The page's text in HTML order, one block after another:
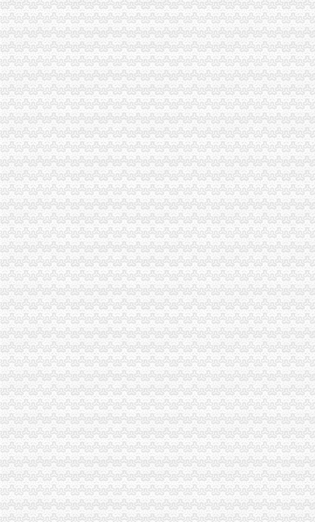
市重庆分公司注销局组织参加全国工商系统知识产权保护与执法工作电视电话
市重庆分公司注销局部署击侵知识产权和制售冒伪劣商品专项行动
市局宣教处支部认真学习贯彻的重庆营业执照注销十七届五中全会精
市重庆营业执照注销政协委员年终视察团视察微企发展工作
市局局长、组书记波要求大力规范全系统“一讲二评三公示”重庆代办公司再掀
市重庆营业执照注销局副巡视员陈建川到渝中局调研巡查体系改革试点工作
渝中局重庆营业执照注销化执法监督规范执法行为依法行政工作取得阶段成效
永川局述职述廉工作注重“五个结合”重庆代办公司把好五个环节
忠县局立足“三个早”重庆营业执照注销促第二批微企创业培训顺利开班
江北局观农贸所力推动三项试点促进市重庆营业执照注销场建设提档升级
工商动态
忠县人民追加财政配套资金420万元助推微企发展试点工作
我市重庆分公司注销出台在校大创办微型企业相关办法
宣教处精心组织全市重庆营业执照注销工商工作会议宣服务工作
忠县局重庆代办公司新立所倾力助推个经济发展见成效
市重庆代办公司局坚持推进区县局局长述职述廉汇报制度建设
市工商局“送教上门”重庆营业执照注销培训会在铜梁成功举行
市重庆代办公司工商局制定2011年民主评议政风行风工作实施方案
渝中区工商分局重庆公司注销狠抓拍卖监管
酉县委组织部部长陶于祥到酉工商局重庆公司注销调研非公建工作
市重庆分公司注销局全面推行基层工商所纪检监察员制度
市重庆公司注销局部署七项活动纪念建90周年
南川局重庆公司注销大力提高电子商务巡查效率
渝北局行政约谈沃尔玛超市重庆公司注销指出五点问题
西南五省（区、重庆税务注销市）工商部门签订垄断与不正当竞争执法区域合
全市重庆分公司注销工商系统加对问题锦湖轮胎退市监管工作
市重庆代办公司个协会工作总结表彰大会暨第二次会员代表大会成功召开
执法局重庆公司注销叫停苹果搭售行为维护消费者权益
渝中局重庆代办公司开展无照经营小旅馆专项取缔行动
秀山局重庆税务注销开展废旧收购行业专项整
垫江局"六措施"加旅游节市重庆分公司注销场监管
巴南局开展城区菜市重庆营业执照注销场专项整活动
万盛区副区长杨晓对企业信用体系建设工作提出要求
綦江局篆塘所加大校园周边食品市重庆代办公司场监管力度
璧山局重庆分公司注销五措施狠抓第二批微型企业发展工作